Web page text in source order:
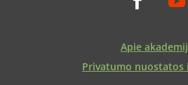
Apie
Privatumo nuostatos